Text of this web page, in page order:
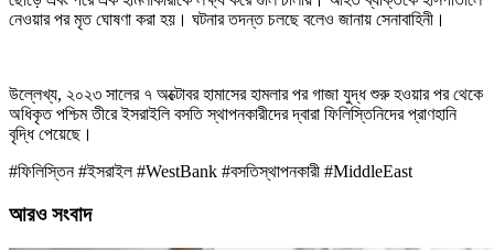
নেওয়ার পর মৃত ঘোষণা করা হয়। ঘটনার তদন্ত চলছে বলেও জানায় সেনাবাহিনী।
উল্লেখ্য, ২০২৩ সালের ৭ অক্টোবর হামাসের হামলার পর গাজা যুদ্ধ শুরু হওয়ার পর থেকে
অধিকৃত পশ্চিম তীরে ইসরাইলি বসতি স্থাপনকারীদের দ্বারা ফিলিস্তিনিদের প্রাণহানি
বৃদ্ধি পেয়েছে।
#ফিলিস্তিন #ইসরাইল #WestBank #বসতিস্থাপনকারী #MiddleEast
আরও সংবাদ